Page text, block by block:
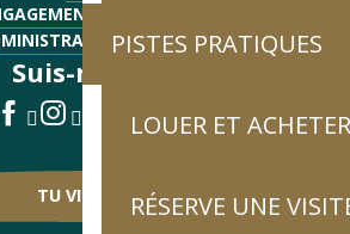
PISTES PRATIQUES
LOUER ET
RÉSERVE UNE
QUALITÉ
- EMPLOI
Suis-nous !
TU VIENS ?